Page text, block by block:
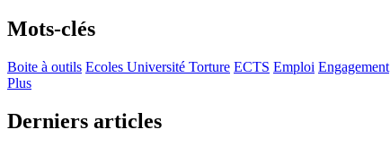
Mots-clés
Boite à outils Ecoles Université Torture ECTS Emploi Engagement
Plus
Derniers articles